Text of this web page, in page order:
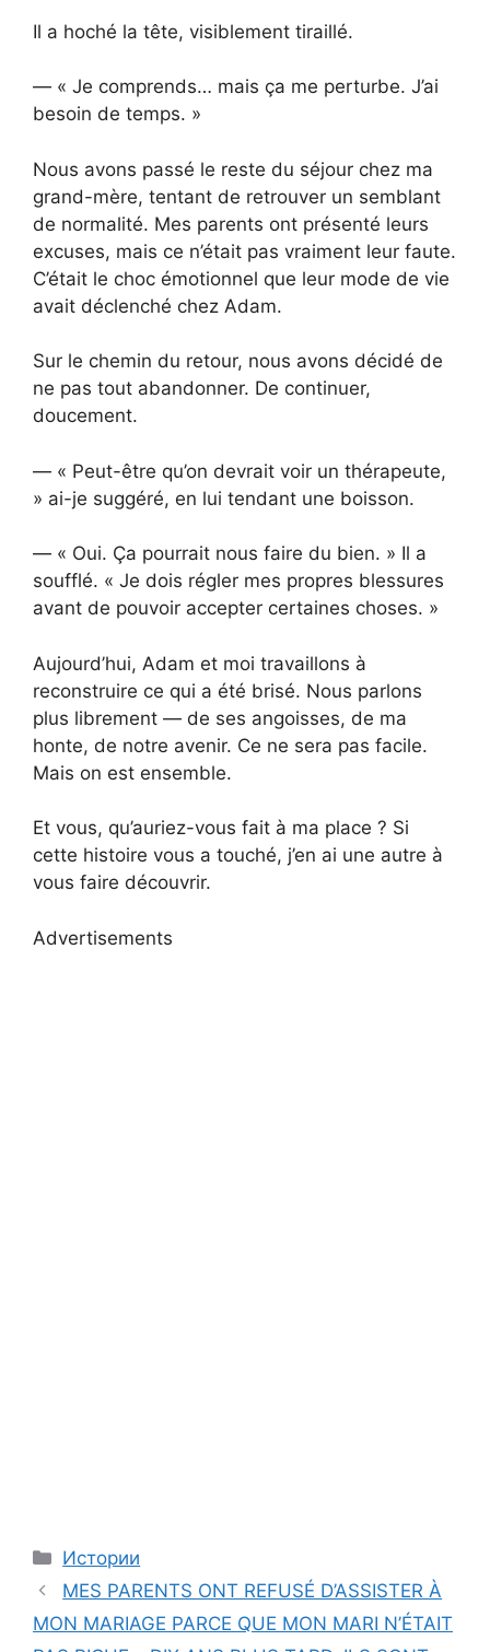
Il a hoché la tête, visiblement tiraillé.
— « Je comprends… mais ça me perturbe. J’ai
besoin de temps. »
Nous avons passé le reste du séjour chez ma
grand-mère, tentant de retrouver un semblant
de normalité. Mes parents ont présenté leurs
excuses, mais ce n’était pas vraiment leur faute.
C’était le choc émotionnel que leur mode de vie
avait déclenché chez Adam.
Sur le chemin du retour, nous avons décidé de
ne pas tout abandonner. De continuer,
doucement.
— « Peut-être qu’on devrait voir un thérapeute,
» ai-je suggéré, en lui tendant une boisson.
— « Oui. Ça pourrait nous faire du bien. » Il a
soufflé. « Je dois régler mes propres blessures
avant de pouvoir accepter certaines choses. »
Aujourd’hui, Adam et moi travaillons à
reconstruire ce qui a été brisé. Nous parlons
plus librement — de ses angoisses, de ma
honte, de notre avenir. Ce ne sera pas facile.
Mais on est ensemble.
Et vous, qu’auriez-vous fait à ma place ? Si
cette histoire vous a touché, j’en ai une autre à
vous faire découvrir.
Advertisements
Categories
Истории
MES PARENTS ONT REFUSÉ D’ASSISTER À
MON MARIAGE PARCE QUE MON MARI N’ÉTAIT